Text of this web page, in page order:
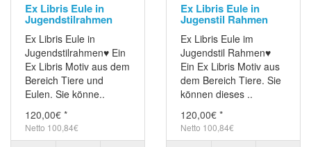
Ex Libris Eule in
Jugendstilrahmen
Ex Libris Eule in
Jugendstilrahmen♥ Ein
Ex Libris Motiv aus dem
Bereich Tiere und
Eulen. Sie könne..
120,00€ *
Netto 100,84€
Ex Libris Eule in
Jugenstil Rahmen
Ex Libris Eule im
Jugendstil Rahmen♥
Ein Ex Libris Motiv aus
dem Bereich Tiere. Sie
können dieses ..
120,00€ *
Netto 100,84€